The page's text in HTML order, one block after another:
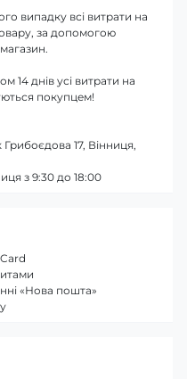
випадку всі витрати на
за допомогою
14 днів усі витрати на
покупцем!
17, Вінниця,
з 9:30 до 18:00
«Нова пошта»